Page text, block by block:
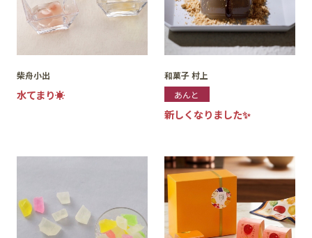
柴舟小出
水てまり☀️
和菓子 村上
あんと
新しくなりました✨